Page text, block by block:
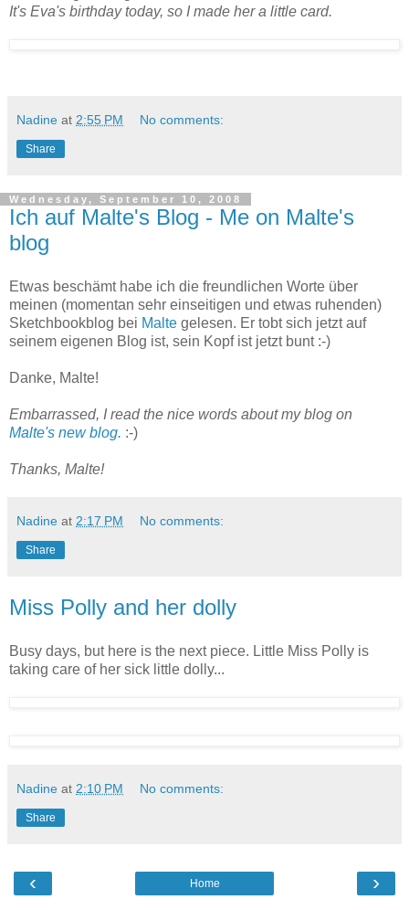
It's Eva's birthday today, so I made her a little card.
Nadine at 2:55 PM No comments:
Share
Wednesday, September 10, 2008
Ich auf Malte's Blog - Me on Malte's
blog
Etwas beschämt habe ich die freundlichen Worte über
meinen (momentan sehr einseitigen und etwas ruhenden)
Sketchbookblog bei Malte gelesen. Er tobt sich jetzt auf
seinem eigenen Blog ist, sein Kopf ist jetzt bunt :-)
Danke, Malte!
Embarrassed, I read the nice words about my blog on
Malte's new blog. :-)
Thanks, Malte!
Nadine at 2:17 PM No comments:
Share
Miss Polly and her dolly
Busy days, but here is the next piece. Little Miss Polly is
taking care of her sick little dolly...
Nadine at 2:10 PM No comments:
Share
‹ ›
Home